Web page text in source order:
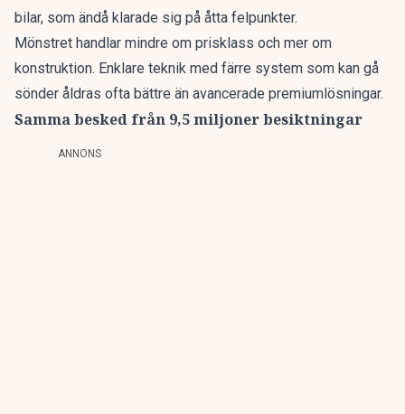
bilar, som ändå klarade sig på åtta felpunkter.
Mönstret handlar mindre om prisklass och mer om
konstruktion. Enklare teknik med färre system som kan gå
sönder åldras ofta bättre än avancerade premiumlösningar.
Samma besked från 9,5 miljoner besiktningar
ANNONS